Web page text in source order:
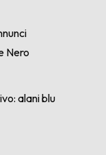
Nero
alani blu